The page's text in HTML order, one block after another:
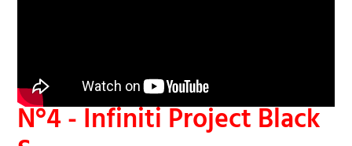
N°4 - Infiniti Project Black